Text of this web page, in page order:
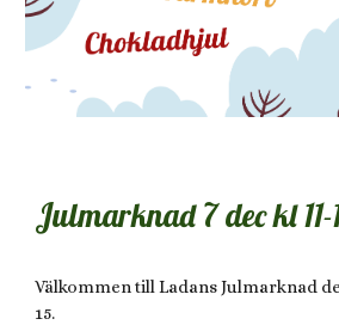
Julmarknad 7 dec kl 11-
Välkommen till Ladans Julmarknad
15.